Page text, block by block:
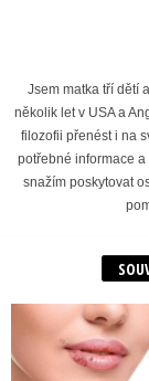
Jsem matka tří dětí
několik let v USA a
filozofii přenést i na
potřebné informace
snažím poskytovat